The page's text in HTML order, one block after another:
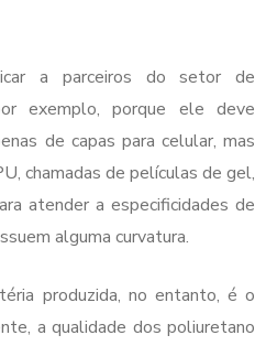
a parceiros do setor de
exemplo, porque ele deve
de capas para celular, mas
chamadas de películas de gel,
atender a especificidades de
alguma curvatura.
produzida, no entanto, é o
a qualidade dos poliuretano